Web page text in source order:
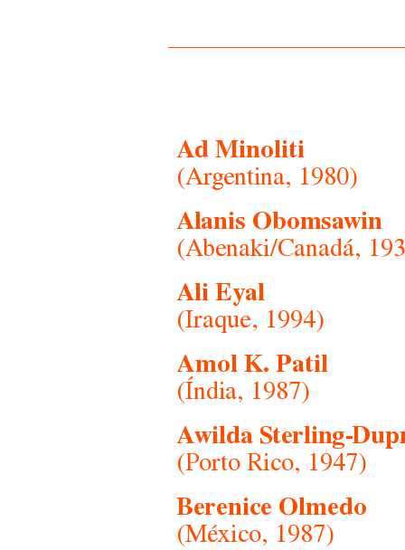
Ad Minoliti
(Argentina, 1980)
Alanis Obomsawin
(Abenaki/Canadá,
Ali Eyal
(Iraque, 1994)
Amol K. Patil
(Índia, 1987)
Awilda Sterling-
(Porto Rico, 1947)
Berenice Olmedo
(México, 1987)